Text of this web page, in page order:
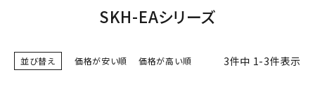
SKH-EAシリーズ
並び替え 価格が安い順 価格が高い順 3件中 1-3件表示